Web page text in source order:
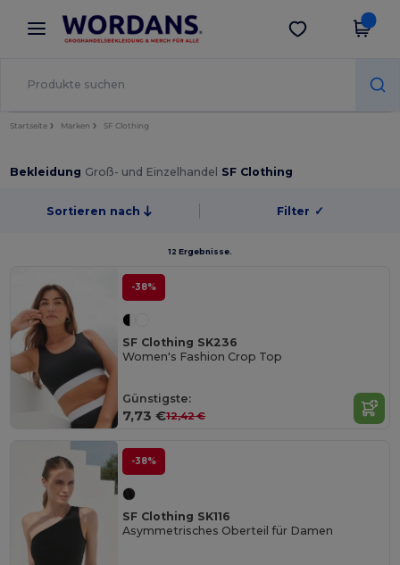
× Wordans App
Bessere Preise in der App!
App holen
Startseite Marken SF Clothing
Bekleidung Groß- und Einzelhandel SF Clothing
Sortieren nach Filter ✓
12 Ergebnisse.
-38%
SF Clothing SK236
Women's Fashion Crop Top
Günstigste:
7,73 €12,42 €
-38%
SF Clothing SK116
Asymmetrisches Oberteil für Damen